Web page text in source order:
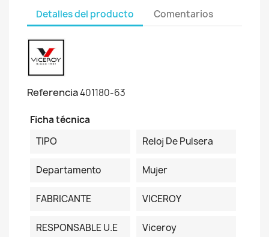
Detalles del producto Comentarios
Referencia401180-63
Ficha técnica
TIPO
Reloj De Pulsera
Departamento Mujer
FABRICANTE VICEROY
RESPONSABLE U.E Viceroy